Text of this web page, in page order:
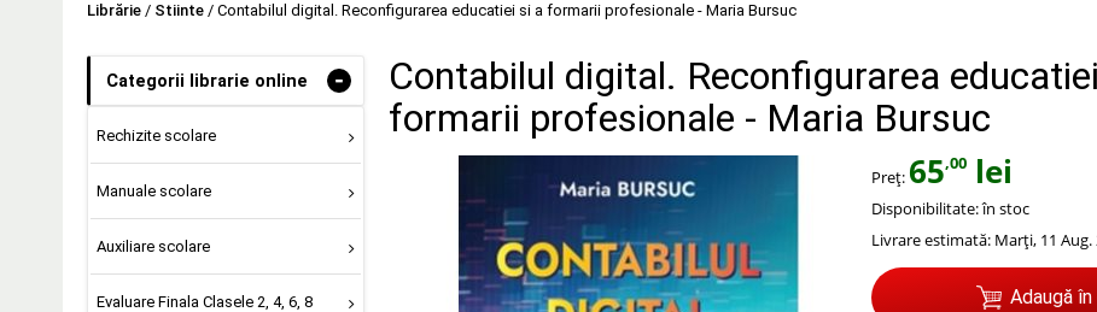
Librărie / Stiinte / Contabilul digital. Reconfigurarea educatiei si a formarii profesionale - Maria Bursuc
Categorii librarie online -
Rechizite scolare
Manuale scolare
Auxiliare scolare
Evaluare Finala Clasele 2, 4, 6, 8
Contabilul digital. Reconfigurarea
formarii profesionale - Maria Bursuc
Preț: 65,00 lei
Disponibilitate:în stoc
Livrare estimată: Marți, 11 Aug.
Adaugă